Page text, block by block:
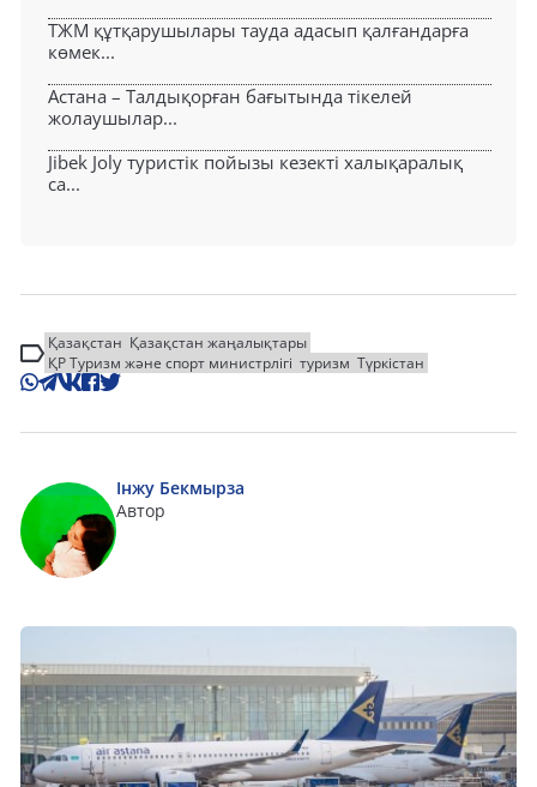
ТЖМ құтқарушылары тауда адасып қалғандарға
көмек...
Астана – Талдықорған бағытында тікелей
жолаушылар...
Jibek Joly туристік пойызы кезекті халықаралық
са...
Қазақстан Қазақстан жаңалықтары
ҚР Туризм және спорт министрлігі туризм Түркістан
Інжу Бекмырза
Автор